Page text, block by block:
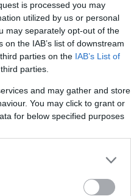
is processed you may
utilized by us or personal
may separately opt-out of the
the IAB’s list of downstream
parties on the IAB’s List of
parties.
and may gather and store
You may click to grant or
for below specified purposes